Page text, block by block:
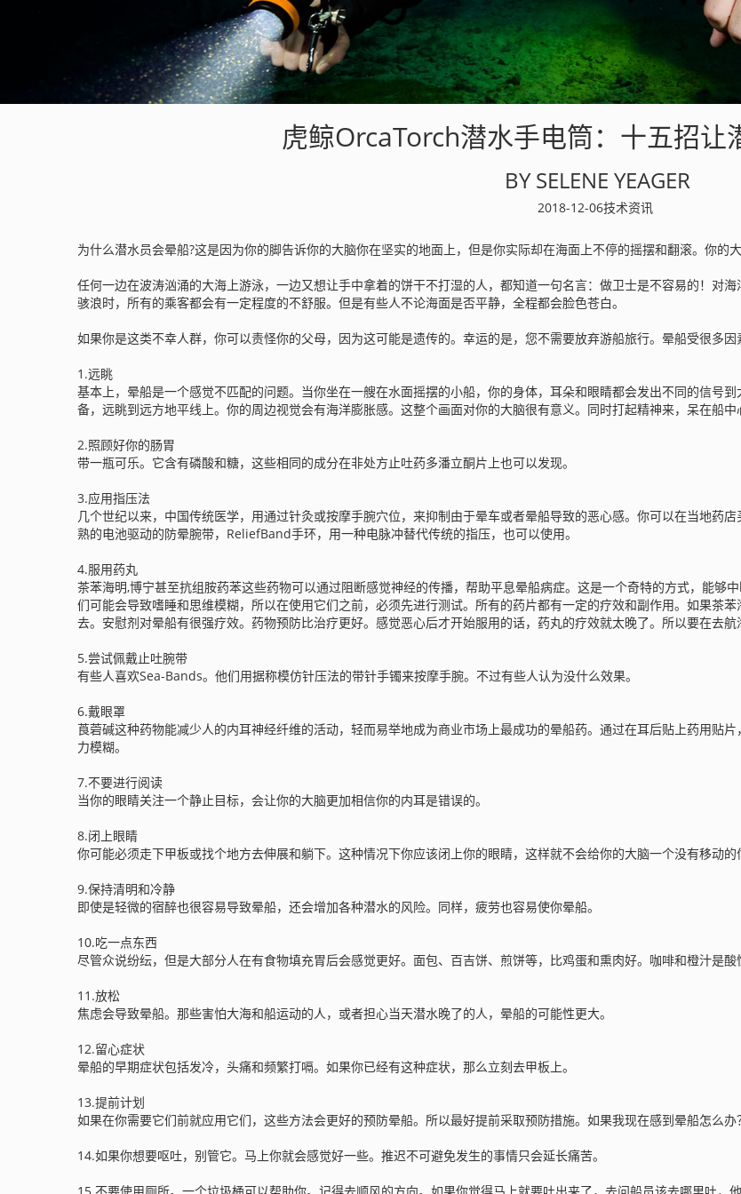
虎鲸OrcaTorch潜水手电筒：十五招让
BY SELENE YEAGER
2018-12-06技术资讯
为什么潜水员会晕船?这是因为你的脚告诉你的大脑你在坚实的地面上，但是你实际却在海面上不停的摇摆和翻滚。你的
任何一边在波涛汹涌的大海上游泳，一边又想让手中拿着的饼干不打湿的人，都知道一句名言：做卫士是不容易的！对
骇浪时，所有的乘客都会有一定程度的不舒服。但是有些人不论海面是否平静，全程都会脸色苍白。
如果你是这类不幸人群，你可以责怪你的父母，因为这可能是遗传的。幸运的是，您不需要放弃游船旅行。晕船受很多
1.远眺
基本上，晕船是一个感觉不匹配的问题。当你坐在一艘在水面摇摆的小船，你的身体，耳朵和眼睛都会发出不同的信号
备，远眺到远方地平线上。你的周边视觉会有海洋膨胀感。这整个画面对你的大脑很有意义。同时打起精神来，呆在船中
2.照顾好你的肠胃
带一瓶可乐。它含有磷酸和糖，这些相同的成分在非处方止吐药多潘立酮片上也可以发现。
3.应用指压法
几个世纪以来，中国传统医学，用通过针灸或按摩手腕穴位，来抑制由于晕车或者晕船导致的恶心感。你可以在当地药
熟的电池驱动的防晕腕带，ReliefBand手环，用一种电脉冲替代传统的指压，也可以使用。
4.服用药丸
茶苯海明,博宁甚至抗组胺药苯这些药物可以通过阻断感觉神经的传播，帮助平息晕船病症。这是一个奇特的方式，能够
们可能会导致嗜睡和思维模糊，所以在使用它们之前，必须先进行测试。所有的药片都有一定的疗效和副作用。如果茶
去。安慰剂对晕船有很强疗效。药物预防比治疗更好。感觉恶心后才开始服用的话，药丸的疗效就太晚了。所以要在去航
5.尝试佩戴止吐腕带
有些人喜欢Sea-Bands。他们用据称模仿针压法的带针手镯来按摩手腕。不过有些人认为没什么效果。
6.戴眼罩
莨菪碱这种药物能减少人的内耳神经纤维的活动，轻而易举地成为商业市场上最成功的晕船药。通过在耳后贴上药用贴
力模糊。
7.不要进行阅读
当你的眼睛关注一个静止目标，会让你的大脑更加相信你的内耳是错误的。
8.闭上眼睛
你可能必须走下甲板或找个地方去伸展和躺下。这种情况下你应该闭上你的眼睛，这样就不会给你的大脑一个没有移动的
9.保持清明和冷静
即使是轻微的宿醉也很容易导致晕船，还会增加各种潜水的风险。同样，疲劳也容易使你晕船。
10.吃一点东西
尽管众说纷纭，但是大部分人在有食物填充胃后会感觉更好。面包、百吉饼、煎饼等，比鸡蛋和熏肉好。咖啡和橙汁是酸
11.放松
焦虑会导致晕船。那些害怕大海和船运动的人，或者担心当天潜水晚了的人，晕船的可能性更大。
12.留心症状
晕船的早期症状包括发冷，头痛和频繁打嗝。如果你已经有这种症状，那么立刻去甲板上。
13.提前计划
如果在你需要它们前就应用它们，这些方法会更好的预防晕船。所以最好提前采取预防措施。如果我现在感到晕船怎么办
14.如果你想要呕吐，别管它。马上你就会感觉好一些。推迟不可避免发生的事情只会延长痛苦。